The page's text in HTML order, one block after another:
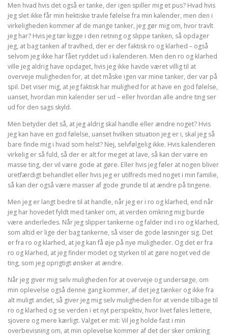
Men hvad hvis det også er tanke, der igen spiller mig et pus? Hvad hvis
jeg slet ikke får min hektiske travle følelse fra min kalender, men den i
virkeligheden kommer af de mange tanker, jeg gør mig om, hvor travlt
jeg har? Hvis jeg tør kigge i den retning og slippe tanken, så opdager
jeg, at bag tanken af travlhed, der er der faktisk ro og klarhed – også
selvom jeg ikke har fået ryddet ud i kalenderen. Men den ro og klarhed
ville jeg aldrig have opdaget, hvis jeg ikke havde været villig til at
overveje muligheden for, at det måske igen var mine tanker, der var på
spil. Det viser mig, at jeg faktisk har mulighed for at have en god følelse,
uanset, hvordan min kalender ser ud – eller hvordan alle andre ting ser
ud for den sags skyld.
Men betyder det så, at jeg aldrig skal handle eller ændre noget? Hvis
jeg kan have en god følelse, uanset hvilken situation jeg er i, skal jeg så
bare finde mig i hvad som helst? Nej, selvfølgelig ikke. Hvis kalenderen
virkelig er så fuld, så der er alt for meget at lave, så kan der være en
masse ting, der vil være gode at gøre. Eller hvis jeg føler at nogen bliver
uretfærdigt behandlet eller hvis jeg er utilfreds med noget i min familie,
så kan der også være masser af gode grunde til at ændre på tingene.
Men jeg er langt bedre til at handle, når jeg er i ro og klarhed, end når
jeg har hovedet fyldt med tanker om, at verden omkring mig burde
være anderledes. Når jeg slipper tankerne og falder ind i ro og klarhed,
som altid er lige der bag tankerne, så viser de gode løsninger sig. Det
er fra ro og klarhed, at jeg kan få øje på nye muligheder. Og det er fra
ro og klarhed, at jeg finder modet og styrken til at gøre noget ved de
ting, som jeg oprigtigt ønsker at ændre.
Når jeg giver mig selv muligheden for at overveje og undersøge, om
min oplevelse også denne gang kommer, af det jeg tænker og ikke fra
alt muligt andet, så giver jeg mig selv muligheden for at vende tilbage til
ro og klarhed og se verden i et nyt perspektiv, hvor livet føles lettere,
sjovere og mere kærligt. Valget er mit: Vil jeg holde fast i min
overbevisning om, at min oplevelse kommer af det der sker omkring